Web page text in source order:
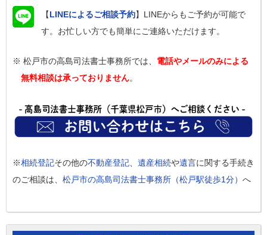
【LINEによるご相談予約】LINEからもご予約が可能で
す。お忙しい方でも簡単にご連絡いただけます。
※ 松戸市の高島司法書士事務所では、 電話やメールのみによる
無料相談は承っておりません。
※相続登記その他の不動産登記 遺産相続や遺言に関する手続き
のご相談は、 松戸市の高島司法書士事務所（松戸駅徒歩1分） へ